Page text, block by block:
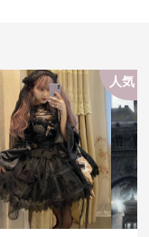
人気